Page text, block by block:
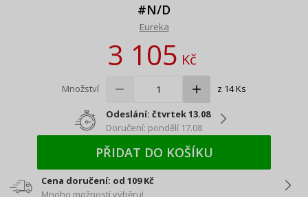
#N/D
Eureka
3 105Kč
Množství z 14 Ks
Odeslání: čtvrtek 13.08
Doručení: pondělí 17.08
PŘIDAT DO KOŠÍKU
Cena doručení: od 109 Kč
Mnoho možností výběru!